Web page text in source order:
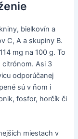
bielkovín a
C, A a skupiny B.
mg na 100 g. To
citrónom. Asi 3
odporúčanej
sú v ňom i
fosfor, horčík či
miestach v